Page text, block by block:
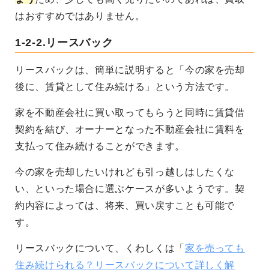
はおすすめではありません。
1-2-2.リースバック
リースバックは、簡単に説明すると「今の家を売却
後に、賃貸として住み続ける」という方法です。
家を不動産会社に買い取ってもらうと同時に賃貸借
契約を結び、オーナーとなった不動産会社に賃料を
支払って住み続けることができます。
今の家を売却したいけれども引っ越しはしたくな
い、といった場合に選ぶケースが多いようです。契
約内容によっては、将来、買い戻すことも可能で
す。
リースバックについて、くわしくは「 家を売っても
住み続けられる？リースバックについて詳しく解